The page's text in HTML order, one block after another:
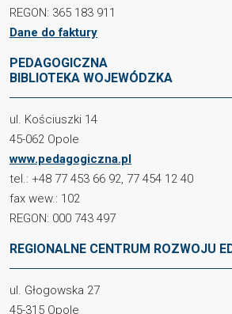
REGON: 365 183 911
Dane do faktury
PEDAGOGICZNA
BIBLIOTEKA WOJEWÓDZKA
ul. Kościuszki 14
45-062 Opole
www.pedagogiczna.pl
tel.: +48 77 453 66 92, 77 454 12 40
fax wew.: 102
REGON: 000 743 497
REGIONALNE CENTRUM ROZWOJU
ul. Głogowska 27
45-315 Opole